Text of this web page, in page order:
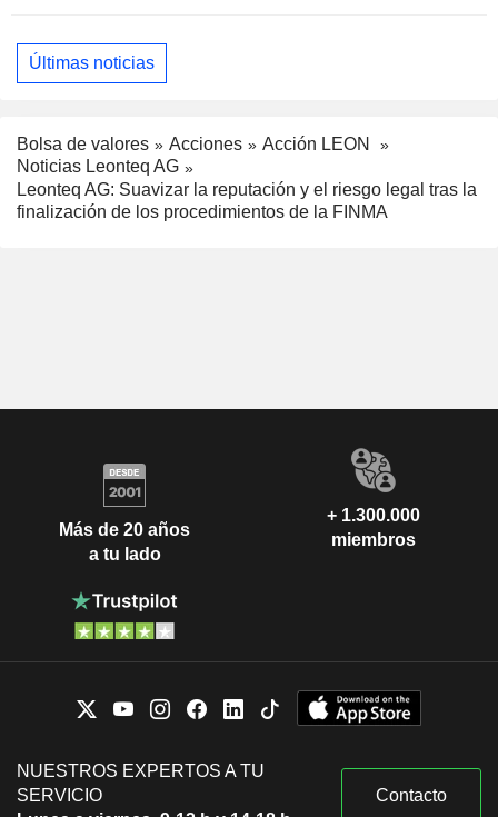
Últimas noticias
Bolsa de valores Acciones
Acción LEON
Noticias Leonteq AG
Leonteq AG: Suavizar la reputación y el riesgo legal tras la
finalización de los procedimientos de la FINMA
Más de 20 años
a tu lado
+ 1.300.000
miembros
NUESTROS EXPERTOS A TU
SERVICIO
Contacto